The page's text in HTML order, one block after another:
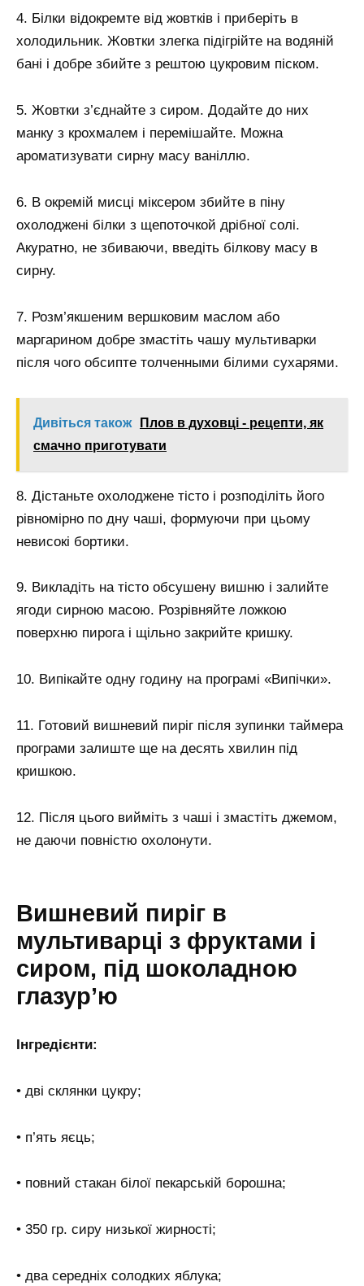
4. Білки відокремте від жовтків і приберіть в
холодильник. Жовтки злегка підігрійте на водяній
бані і добре збийте з рештою цукровим піском.
5. Жовтки з’єднайте з сиром. Додайте до них
манку з крохмалем і перемішайте. Можна
ароматизувати сирну масу ваніллю.
6. В окремій мисці міксером збийте в піну
охолоджені білки з щепоточкой дрібної солі.
Акуратно, не збиваючи, введіть білкову масу в
сирну.
7. Розм’якшеним вершковим маслом або
маргарином добре змастіть чашу мультиварки
після чого обсипте толченными білими сухарями.
Дивіться також
Плов в духовці - рецепти, як
смачно приготувати
8. Дістаньте охолоджене тісто і розподіліть його
рівномірно по дну чаші, формуючи при цьому
невисокі бортики.
9. Викладіть на тісто обсушену вишню і залийте
ягоди сирною масою. Розрівняйте ложкою
поверхню пирога і щільно закрийте кришку.
10. Випікайте одну годину на програмі «Випічки».
11. Готовий вишневий пиріг після зупинки таймера
програми залиште ще на десять хвилин під
кришкою.
12. Після цього вийміть з чаші і змастіть джемом,
не даючи повністю охолонути.
Вишневий пиріг в
мультиварці з фруктами і
сиром, під шоколадною
глазур’ю
Інгредієнти:
• дві склянки цукру;
• п’ять яєць;
• повний стакан білої пекарській борошна;
• 350 гр. сиру низької жирності;
• два середніх солодких яблука;